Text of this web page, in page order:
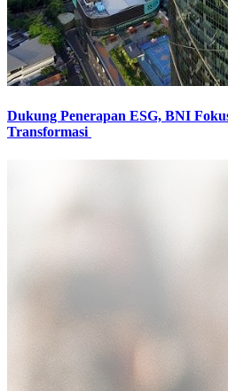
Dukung Penerapan ESG, BNI
Transformasi